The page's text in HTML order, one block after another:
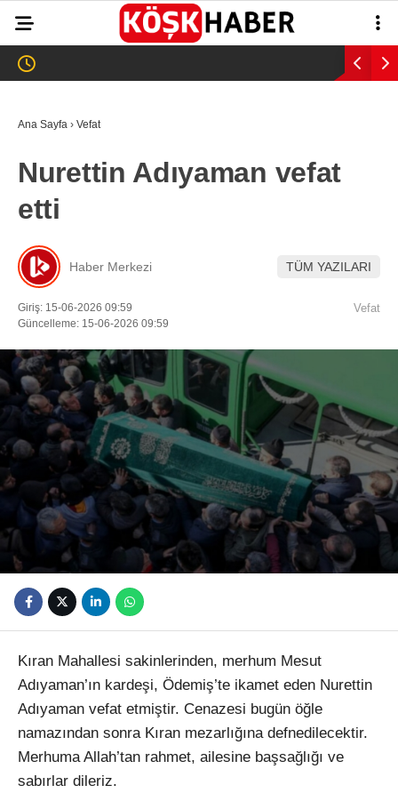
WhatsApp İhbar
Hattı
Instagram
Youtube
34.6°
ASAYİŞ
EĞİTİM
SAĞLIK
EKONOMİ
SPOR
VEFAT
Ana Sayfa › Vefat
Nurettin Adıyaman vefat
etti
Haber Merkezi TÜM YAZILARI
Giriş: 15-06-2026 09:59
Güncelleme: 15-06-2026 09:59
Vefat
Kıran Mahallesi sakinlerinden, merhum Mesut
Adıyaman’ın kardeşi, Ödemiş’te ikamet eden Nurettin
Adıyaman vefat etmiştir. Cenazesi bugün öğle
namazından sonra Kıran mezarlığına defnedilecektir.
Merhuma Allah’tan rahmet, ailesine başsağlığı ve
sabırlar dileriz.